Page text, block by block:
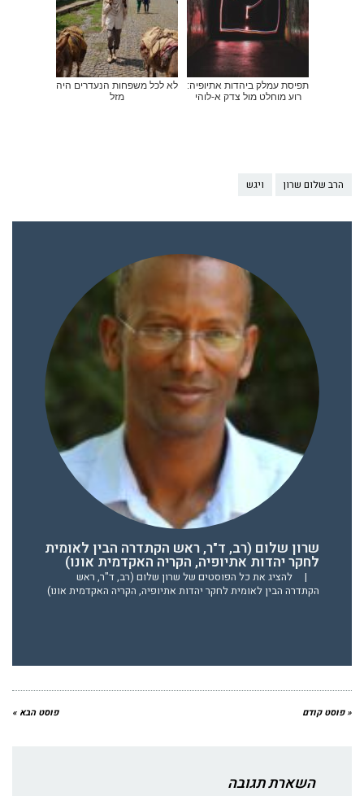
תפיסת עמלק ביהדות אתיופיה:
רוע מוחלט מול צדק א-לוהי
לא לכל משפחות הנעדרים היה
מזל
הרב שלום שרון ויגש
שרון שלום (רב, ד"ר, ראש הקתדרה הבין לאומית
לחקר יהדות אתיופיה, הקריה האקדמית אונו)
|
להציג את כל הפוסטים של שרון שלום (רב, ד"ר, ראש
הקתדרה הבין לאומית לחקר יהדות אתיופיה, הקריה האקדמית אונו)
« פוסט קודם פוסט הבא »
השארת תגובה